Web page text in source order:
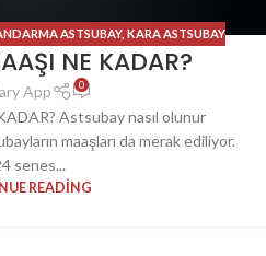
ASTSUBAY, KARA ASTSUBAY
NE KADAR?
App 0
Astsubay nasıl olunur
maaşları da merak ediliyor.
senes...
READING